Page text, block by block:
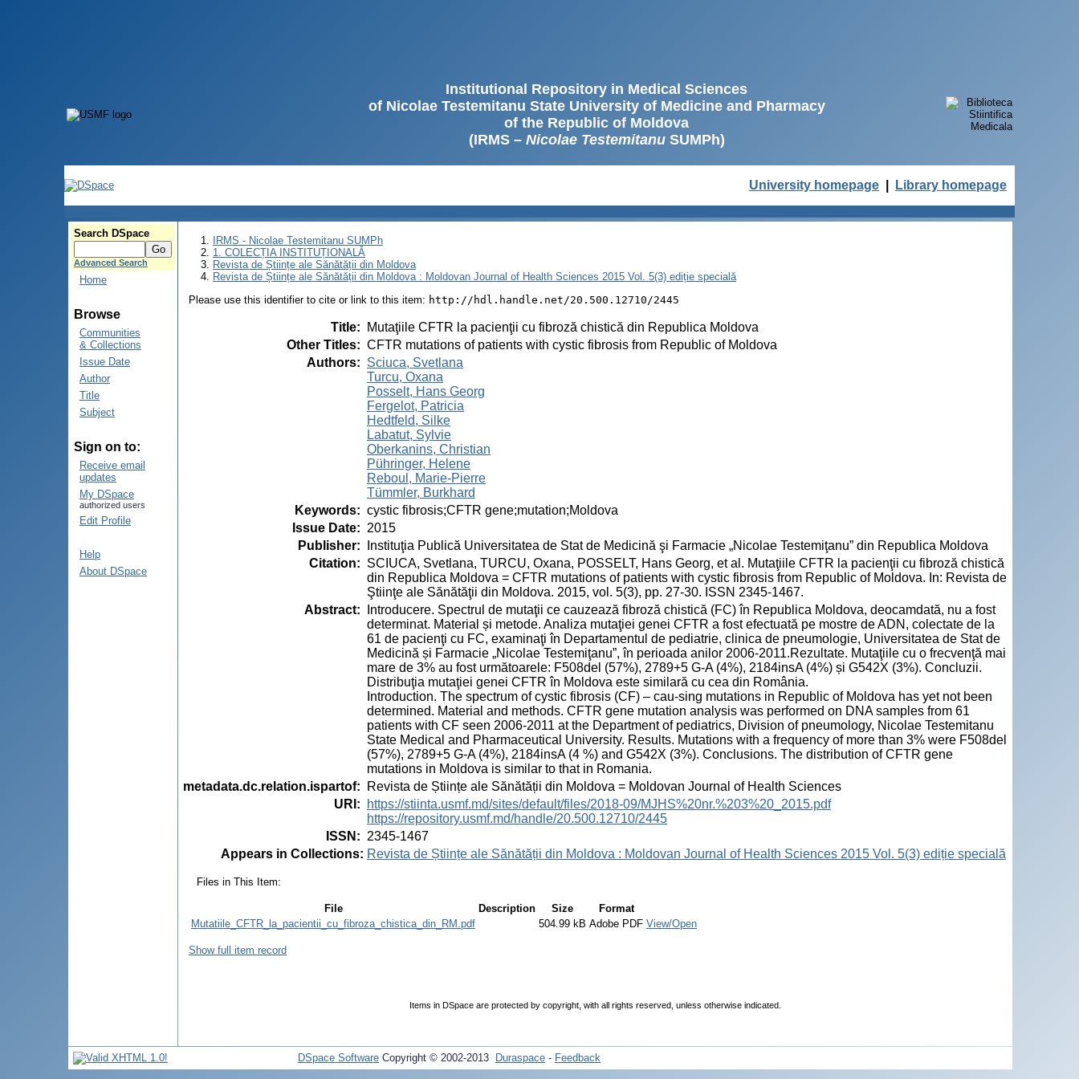
Institutional Repository in Medical Sciences
of Nicolae Testemitanu State University of Medicine and Pharmacy
of the Republic of Moldova
(IRMS – Nicolae TestemitanuSUMPh)
University homepage Library homepage
Search DSpace
Advanced Search
Home
Browse
Communities
& Collections
Issue Date
Author
Title
Subject
Sign on to:
Receive email
updates
My DSpace
authorized users
Edit Profile
Help
About DSpace
IRMS - Nicolae Testemitanu SUMPh
1. COLECȚIA INSTITUȚIONALĂ
Revista de Științe ale Sănătății din Moldova
Revista de Științe ale Sănătății din Moldova : Moldovan Journal of Health Sciences 2015 Vol. 5(3) ediție specială
Please use this identifier to cite or link to this item: http://hdl.handle.net/20.500.12710/2445
Title:
Mutaţiile CFTR la pacienţii cu fibroză chistică din Republica Moldova
Other Titles: CFTR mutations of patients with cystic fibrosis from Republic of Moldova
Authors: Sciuca, Svetlana
Turcu, Oxana
Posselt, Hans Georg
Fergelot, Patricia
Hedtfeld, Silke
Labatut, Sylvie
Oberkanins, Christian
Pühringer, Helene
Reboul, Marie-Pierre
Tümmler, Burkhard
Keywords: cystic fibrosis;CFTR gene;mutation;Moldova
Issue Date: 2015
Publisher:
Instituţia Publică Universitatea de Stat de Medicină şi Farmacie „Nicolae Testemiţanu” din Republica Moldova
Citation: SCIUCA, Svetlana, TURCU, Oxana, POSSELT, Hans Georg, et al. Mutaţiile CFTR la pacienţii cu fibroză chistică
din Republica Moldova = CFTR mutations of patients with cystic fibrosis from Republic of Moldova. In: Revista de
Ştiinţe ale Sănătăţii din Moldova. 2015, vol. 5(3), pp. 27-30. ISSN 2345-1467.
Abstract:
Introducere. Spectrul de mutaţii ce cauzează fibroză chistică (FC) în Republica Moldova, deocamdată, nu a fost
determinat. Material și metode. Analiza mutaţiei genei CFTR a fost efectuată pe mostre de ADN, colectate de la
61 de pacienţi cu FC, examinaţi în Departamentul de pediatrie, clinica de pneumologie, Universitatea de Stat de
Medicină și Farmacie „Nicolae Testemiţanu”, în perioada anilor 2006-2011.Rezultate. Mutaţiile cu o frecvenţă mai
mare de 3% au fost următoarele: F508del (57%), 2789+5 G-A (4%), 2184insA (4%) și G542X (3%). Concluzii.
Distribuţia mutaţiei genei CFTR în Moldova este similară cu cea din România.
Introduction. The spectrum of cystic fibrosis (CF) – cau-sing mutations in Republic of Moldova has yet not been
determined. Material and methods. CFTR gene mutation analysis was performed on DNA samples from 61
patients with CF seen 2006-2011 at the Department of pediatrics, Division of pneumology, Nicolae Testemitanu
State Medical and Pharmaceutical University. Results. Mutations with a frequency of more than 3% were F508del
(57%), 2789+5 G-A (4%), 2184insA (4 %) and G542X (3%). Conclusions. The distribution of CFTR gene
mutations in Moldova is similar to that in Romania.
metadata.dc.relation.ispartof:
Revista de Științe ale Sănătății din Moldova = Moldovan Journal of Health Sciences
URI :
https://stiinta.usmf.md/sites/default/files/2018-09/MJHS%20nr.%203%20_2015.pdf
https://repository.usmf.md/handle/20.500.12710/2445
ISSN : 2345-1467
Appears in Collections: Revista de Științe ale Sănătății din Moldova : Moldovan Journal of Health Sciences 2015 Vol. 5(3) ediție specială
Files in This Item:
File Description Size
Format
Mutatiile_CFTR_la_pacientii_cu_fibroza_chistica_din_RM.pdf
504.99 kB Adobe PDF View/Open
Show full item record
Items in DSpace are protected by copyright, with all rights reserved, unless otherwise indicated.
DSpace Software Copyright © 2002-2013 Duraspace - Feedback